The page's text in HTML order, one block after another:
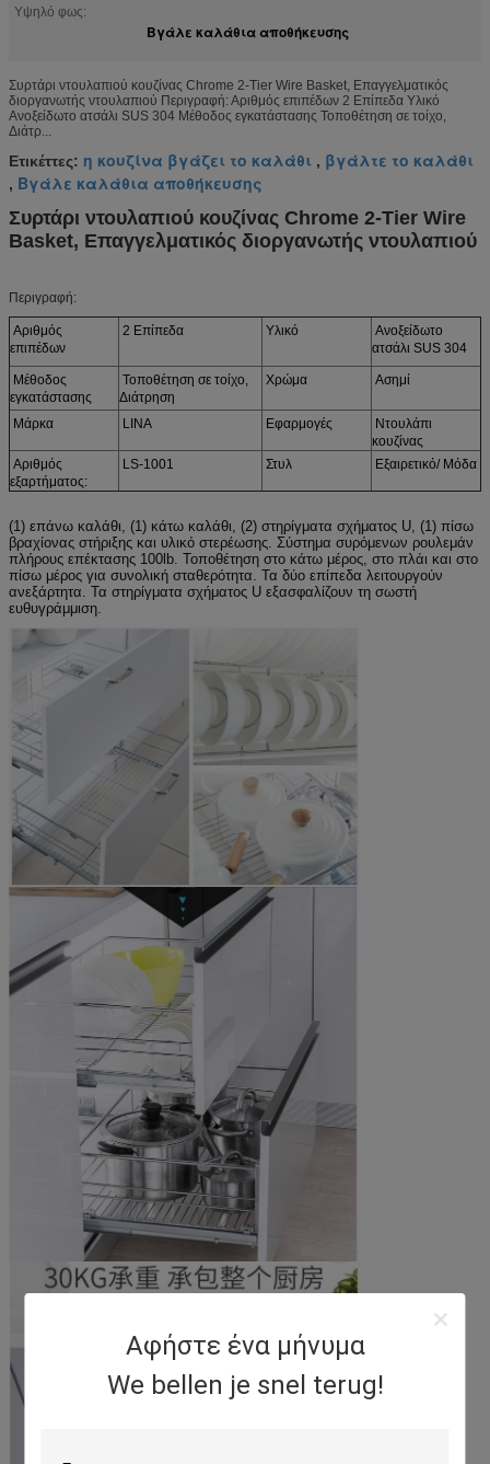
Αφήστε ένα μήνυμα
We bellen je snel terug!
Υψηλό φως:
Βγάλε καλάθια αποθήκευσης
Συρτάρι ντουλαπιού κουζίνας Chrome 2-Tier Wire Basket, Επαγγελματικός
διοργανωτής ντουλαπιού Περιγραφή: Αριθμός επιπέδων 2 Επίπεδα Υλικό
Ανοξείδωτο ατσάλι SUS 304 Μέθοδος εγκατάστασης Τοποθέτηση σε τοίχο,
Διάτρ...
Ετικέττες: η κουζίνα βγάζει το καλάθι , βγάλτε το καλάθι
, Βγάλε καλάθια αποθήκευσης
Συρτάρι ντουλαπιού κουζίνας Chrome 2-Tier Wire
Basket, Επαγγελματικός διοργανωτής ντουλαπιού
Περιγραφή:
Αριθμός
επιπέδων
2 Επίπεδα Υλικό
Ανοξείδωτο
ατσάλι SUS 304
Μέθοδος
εγκατάστασης
Τοποθέτηση σε τοίχο,
Διάτρηση
Χρώμα Ασημί
Μάρκα LINA Εφαρμογές
Ντουλάπι
κουζίνας
Αριθμός
εξαρτήματος:
LS-1001 Στυλ Εξαιρετικό/ Μόδα
(1) επάνω καλάθι, (1) κάτω καλάθι, (2) στηρίγματα σχήματος U, (1) πίσω
βραχίονας στήριξης και υλικό στερέωσης. Σύστημα συρόμενων ρουλεμάν
πλήρους επέκτασης 100lb. Τοποθέτηση στο κάτω μέρος, στο πλάι και στο
πίσω μέρος για συνολική σταθερότητα. Τα δύο επίπεδα λειτουργούν
ανεξάρτητα. Τα στηρίγματα σχήματος U εξασφαλίζουν τη σωστή
ευθυγράμμιση.